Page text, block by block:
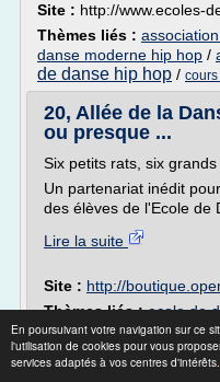
En poursuivant votre navigation sur ce
l'utilisation de cookies pour vous
services adaptés à vos centres d'intérêts.
Site : http://www.ecoles-
Thèmes liés :
danse moderne hip hop /
de danse hip hop /
20, Allée de la
ou presque ...
Six petits rats, six
Un partenariat inédit
des élèves de l'Ecole de
Lire la suite
Site : http://
Thèmes liés :ecole de
paris/ ecole danse opera
de danse/ecole de danse
ecole